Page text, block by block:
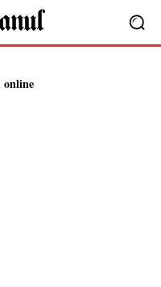
online